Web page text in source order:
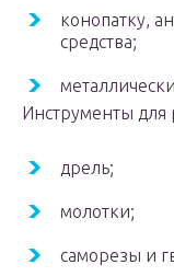
конопатку,
средства;
Инструменты для
дрель;
молотки;
саморезы и